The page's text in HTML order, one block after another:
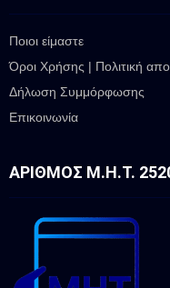
Ποιοι είμαστε
Όροι Χρήσης | Πολιτική
Δήλωση Συμμόρφωσης
Επικοινωνία
ΑΡΙΘΜΌΣ Μ.Η.Τ.